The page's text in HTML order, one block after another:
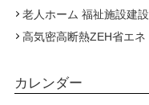
老人ホーム 福祉施設建設
高気密高断熱ZEH省エネ
カレンダー